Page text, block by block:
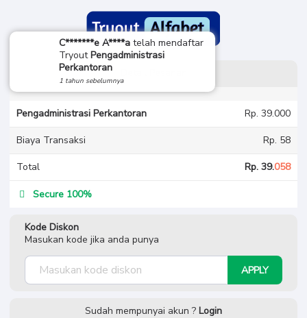
Pengadministrasi Perkantoran Rp. 39.000
Biaya Transaksi Rp. 58
Total Rp. 39.058
Secure 100%
Kode Diskon
Masukan kode jika anda punya
APPLY
Sudah mempunyai akun ? Login
C*******e A****a telah mendaftar
TryoutPengadministrasi
Perkantoran
1 tahun sebelumnya